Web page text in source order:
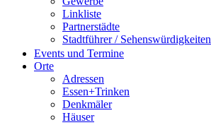
Linkliste
Partnerstädte
Stadtführer / Sehenswürdigkeiten
Stadtplan
Sport
Who is who
Wohnen
Events und Termine
Orte
Adressen
Essen+Trinken
Denkmäler
Häuser